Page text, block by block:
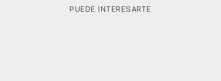
PUEDE INTERESARTE